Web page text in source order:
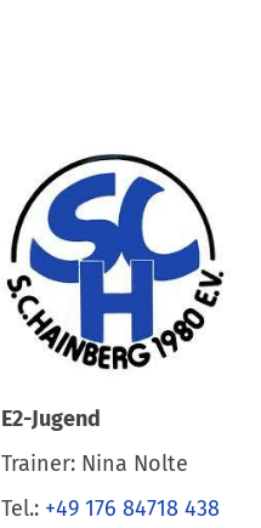
E2-Jugend
Trainer: Nina Nolte
Tel.: +49 176 84718 438